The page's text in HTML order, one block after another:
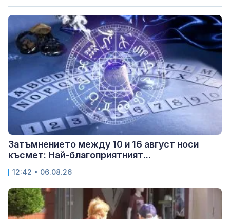
Затъмнението между 10 и 16 август носи
късмет: Най-благоприятният...
12:42 • 06.08.26